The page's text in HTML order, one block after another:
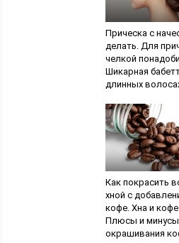
Прическа с
делать. Для
челкой
Шикарная
длинных
Как покрасить
хной с
кофе. Хна и кофе.
Плюсы и минусы
окрашивания